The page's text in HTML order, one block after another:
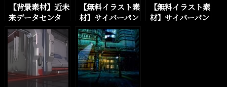
【背景素材】近未
来データセンタ
ー・サーバーファ
ーム 5種×監視映
像差分 10枚セッ
トをBOOTHに追
加しました。
【無料イラスト素
材】サイバーパン
ク、近未来SFの
街の外観背景素材
を21枚追加しま
した。
【無料イラスト素
材】サイバーパン